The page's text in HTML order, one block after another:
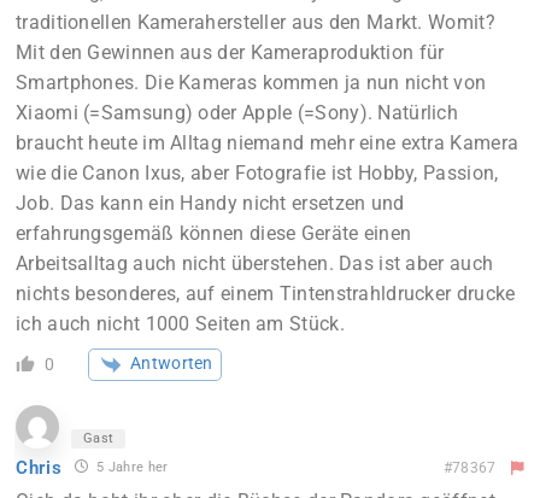
traditionellen Kamerahersteller aus den Markt. Womit?
Mit den Gewinnen aus der Kameraproduktion für
Smartphones. Die Kameras kommen ja nun nicht von
Xiaomi (=Samsung) oder Apple (=Sony). Natürlich
braucht heute im Alltag niemand mehr eine extra Kamera
wie die Canon Ixus, aber Fotografie ist Hobby, Passion,
Job. Das kann ein Handy nicht ersetzen und
erfahrungsgemäß können diese Geräte einen
Arbeitsalltag auch nicht überstehen. Das ist aber auch
nichts besonderes, auf einem Tintenstrahldrucker drucke
ich auch nicht 1000 Seiten am Stück.
0 Antworten
Gast
Chris 5 Jahre her #78367